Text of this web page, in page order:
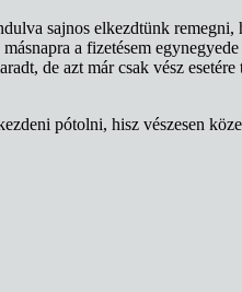
sajnos elkezdtünk
a fizetésem
de azt már csak vész
pótolni, hisz vészesen